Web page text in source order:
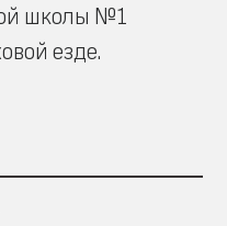
школы №1
езде.